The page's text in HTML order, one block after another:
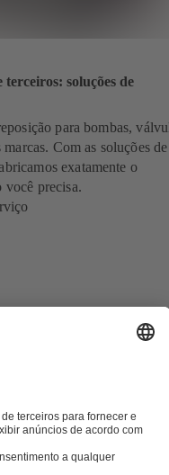
soluções de
para bombas,
Com as soluções de
exatamente o
você precisa.
parts
e válvulasCarrinho de